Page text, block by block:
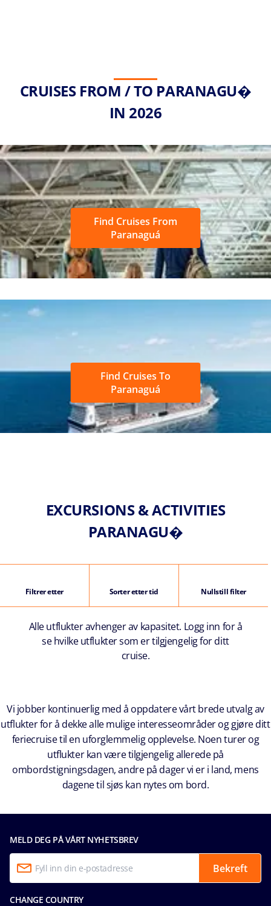
CRUISES FROM / TO PARANAGU�
IN 2026
Find Cruises From
Paranaguá
Find Cruises To
Paranaguá
EXCURSIONS & ACTIVITIES
PARANAGU�
Filtrer etter Sorter etter tid Nullstill filter
Alle utflukter avhenger av kapasitet. Logg inn for å
se hvilke utflukter som er tilgjengelig for ditt
cruise.
Vi jobber kontinuerlig med å oppdatere vårt brede utvalg av
utflukter for å dekke alle mulige interesseområder og gjøre ditt
feriecruise til en uforglemmelig opplevelse. Noen turer og
utflukter kan være tilgjengelig allerede på
ombordstigningsdagen, andre på dager vi er i land, mens
dagene til sjøs kan nytes om bord.
MELD DEG PÅ VÅRT NYHETSBREV
Bekreft
CHANGE COUNTRY